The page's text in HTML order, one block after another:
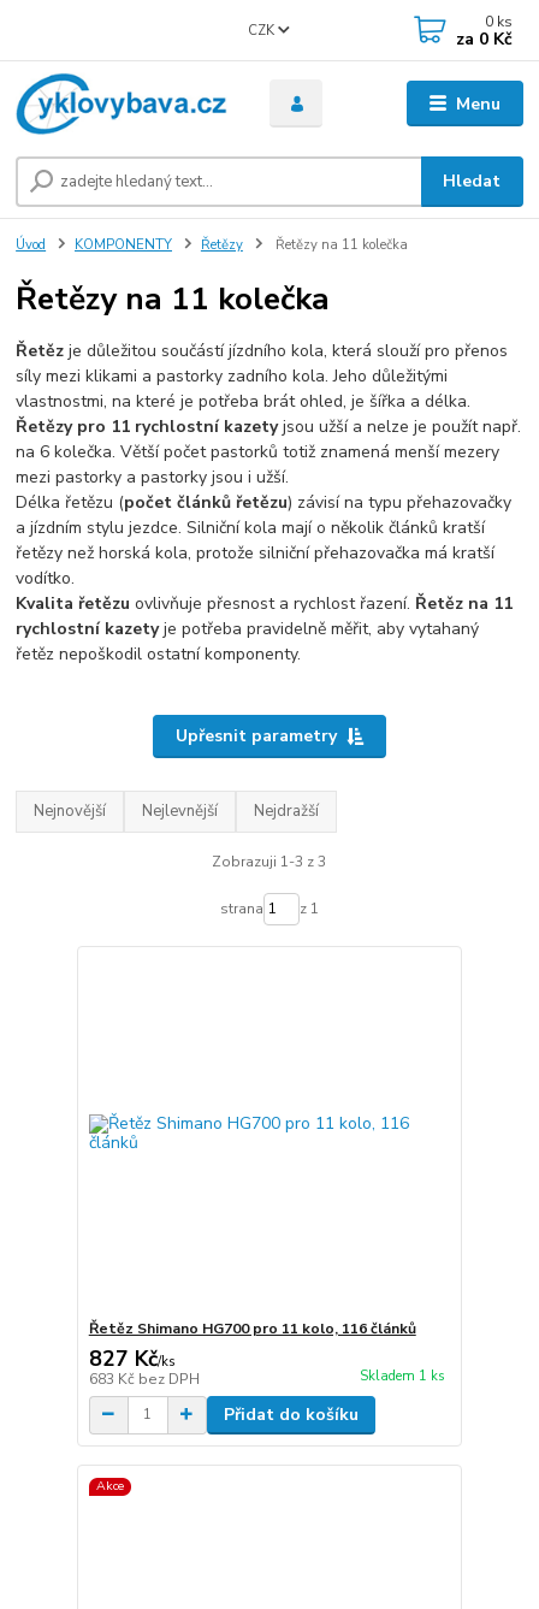
Menu
CZK
Hledat
0 ks
za 0 Kč
Úvod KOMPONENTY Řetězy Řetězy na 11 kolečka
Řetězy na 11 kolečka
Řetěz je důležitou součástí jízdního kola, která slouží pro přenos
síly mezi klikami a pastorky zadního kola. Jeho důležitými
vlastnostmi, na které je potřeba brát ohled, je šířka a délka.
Řetězy pro 11 rychlostní kazetyjsou užší a nelze je použít např.
na 6 kolečka. Větší počet pastorků totiž znamená menší mezery
mezi pastorky a pastorky jsou i užší.
Délka řetězu (počet článků řetězu) závisí na typu přehazovačky
a jízdním stylu jezdce. Silniční kola mají o několik článků kratší
řetězy než horská kola, protože silniční přehazovačka má kratší
vodítko.
Kvalita řetězuovlivňuje přesnost a rychlost řazení. Řetěz na 11
rychlostní kazetyje potřeba pravidelně měřit, aby vytahaný
řetěz nepoškodil ostatní komponenty.
Upřesnit parametry
Nejnovější Nejlevnější Nejdražší
Zobrazuji 1-3 z 3
strana z 1
Řetěz Shimano HG700 pro 11 kolo, 116 článků
827 Kč/ks
683 Kč bez DPH Skladem 1 ks
Přidat do košíku
Akce